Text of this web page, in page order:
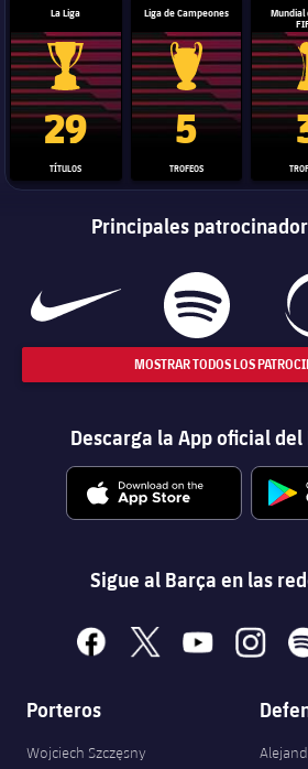
La Liga
Trofeo de La Liga
29
TÍTULOS
Liga de Campeones
Trofeo de la Liga
5
TROFEOS
Mundial
Principales
MOSTRAR TODOS LOS
Descarga la App oficial del
Sigue al Barça en las
facebook
x youtubeinstagram
Porteros
Wojciech Szczęsny